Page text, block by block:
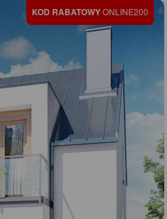
KOD RABATOWYONLINE200